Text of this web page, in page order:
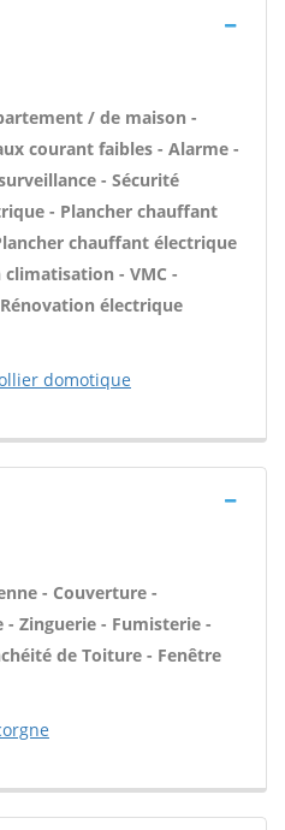
/ de maison -
courant faibles - Alarme -
- Sécurité
- Plancher chauffant
chauffant électrique
- VMC -
électrique
domotique
- Couverture -
Zinguerie - Fumisterie -
de Toiture - Fenêtre